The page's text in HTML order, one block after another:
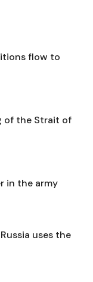
flow to
of the Strait of
in the army
uses the